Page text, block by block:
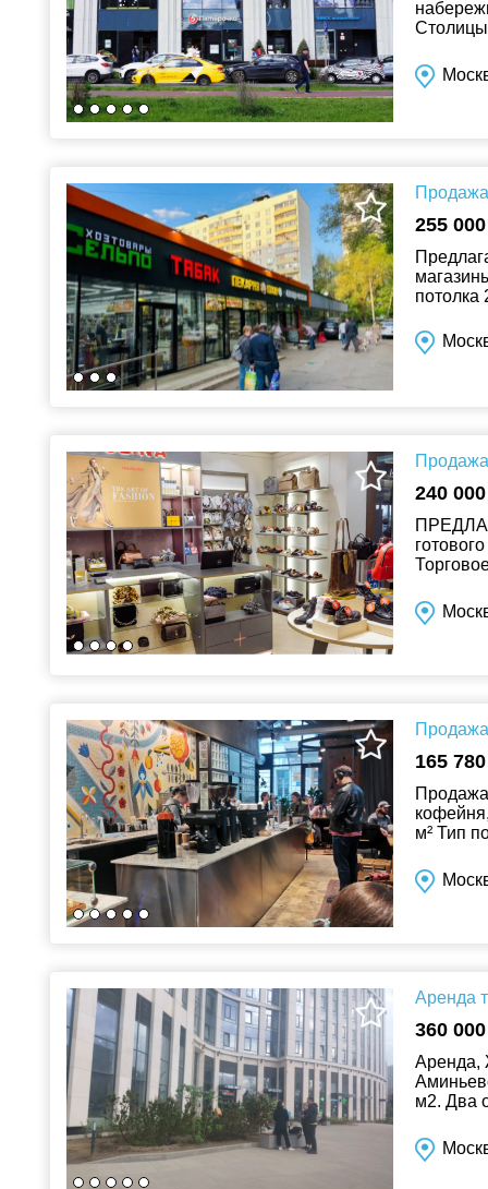
255
потолка
240
165
м² Тип
Аренда
360
Аренда,
м2. Два